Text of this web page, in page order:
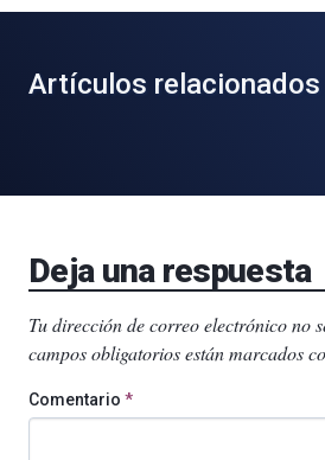
Artículos relacionados
Deja una respuesta
Tu dirección de correo electrónico no
campos obligatorios están marcados
Comentario *